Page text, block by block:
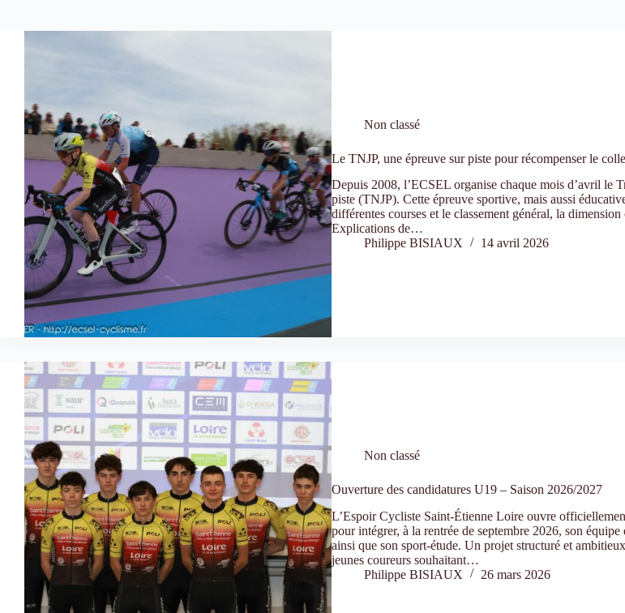
Non classé
Le TNJP, une épreuve sur piste pour récompenser le
Depuis 2008, l’ECSEL organise chaque mois d’avril le
piste (TNJP). Cette épreuve sportive, mais aussi
différentes courses et le classement général, la
Explications de…
Philippe BISIAUX
14 avril 2026
Non classé
Ouverture des candidatures U19 – Saison 2026/2027
L’Espoir Cycliste Saint-Étienne Loire ouvre
pour intégrer, à la rentrée de septembre 2026, son
ainsi que son sport-étude. Un projet structuré et
jeunes coureurs souhaitant…
Philippe BISIAUX
26 mars 2026